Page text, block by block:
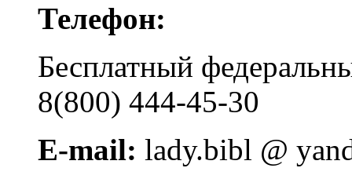
Телефон:
Бесплатный
8(800) 444-45-30
E-mail: lady.bibl @